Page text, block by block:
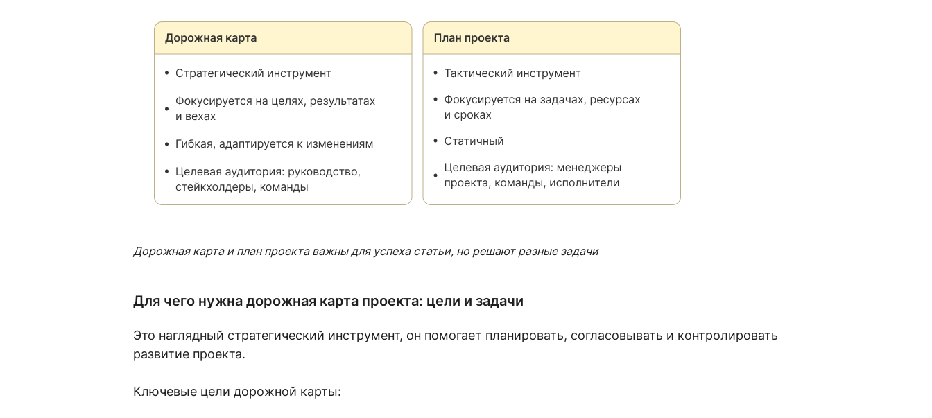
Дорожная карта и план проекта важны для успеха статьи, но решают разные задачи
Для чего нужна дорожная карта проекта: цели и задачи
Это наглядный стратегический инструмент, он помогает планировать, согласовывать и контролировать
развитие проекта.
Ключевые цели дорожной карты: